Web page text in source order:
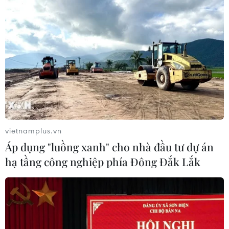
vietnamplus.vn
Áp dụng "luồng xanh" cho nhà đầu tư dự án
hạ tầng công nghiệp phía Đông Đắk Lắk